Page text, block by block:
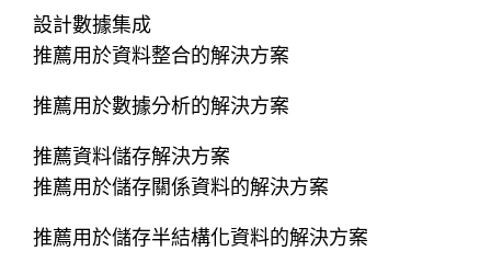
設計數據集成
推薦用於資料整合的解決方案
推薦用於數據分析的解決方案
推薦資料儲存解決方案
推薦用於儲存關係資料的解決方案
推薦用於儲存半結構化資料的解決方案